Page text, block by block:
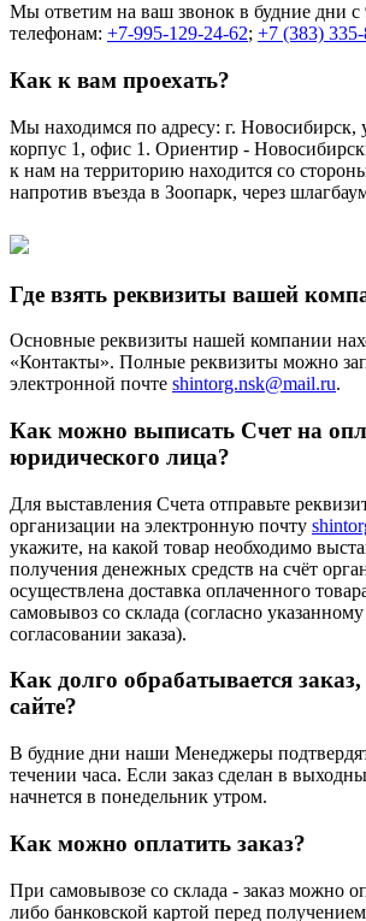
Мы ответим на ваш звонок в будние дни с
телефонам: +7-995-129-24-62; +7 (383)
Как к вам проехать?
Мы находимся по адресу: г. Новосибирск,
корпус 1, офис 1. Ориентир -
к нам на территорию находится со
напротив въезда в Зоопарк, через
Где взять реквизиты вашей
Основные реквизиты нашей компании
«Контакты». Полные реквизиты можно
электронной почте shintorg.nsk@mail.ru.
Как можно выписать Счет на
юридического лица?
Для выставления Счета отправьте
организации на электронную почту
укажите, на какой товар необходимо
получения денежных средств на счёт
осуществлена доставка оплаченного
самовывоз со склада (согласно
согласовании заказа).
Как долго обрабатывается
сайте?
В будние дни наши Менеджеры
течении часа. Если заказ сделан в
начнется в понедельник утром.
Как можно оплатить заказ?
При самовывозе со склада - заказ можно
либо банковской картой перед